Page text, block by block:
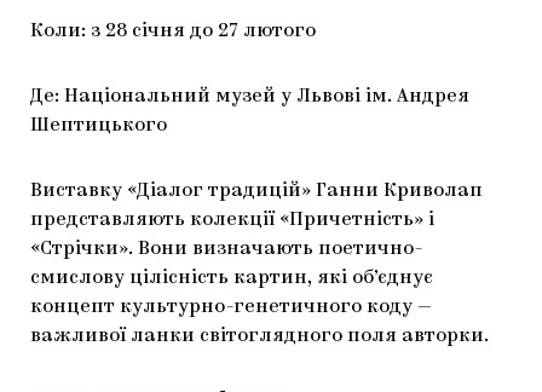
Коли: з 28 січня до 27 лютого
Де: Національний музей у Львові ім. Андрея
Шептицького
Виставку «Діалог традицій» Ганни Криволап
представляють колекції «Причетність» і
«Стрічки». Вони визначають поетично-
смислову цілісність картин, які об’єднує
концепт культурно-генетичного коду —
важливої ланки світоглядного поля авторки.